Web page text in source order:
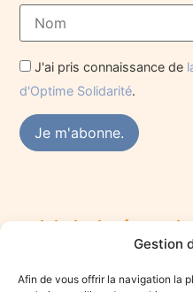
Gestion
Afin de vous offrir la navigation la
Rejoindre le réseau
engager dans une démarche
J'ai pris connaissance de
d'Optime Solidarité.